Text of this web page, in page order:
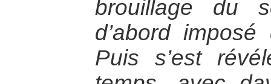
brouillage du
d’abord
Puis s’est